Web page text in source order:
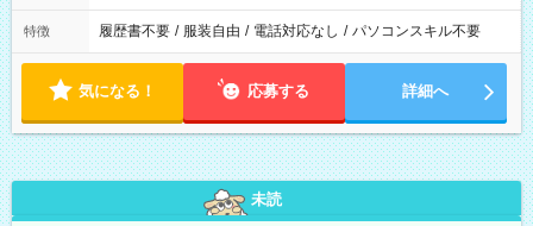
特徴 履歴書不要 / 服装自由 / 電話対応なし / パソコンスキル不要
気になる！ 応募する 詳細へ
未読